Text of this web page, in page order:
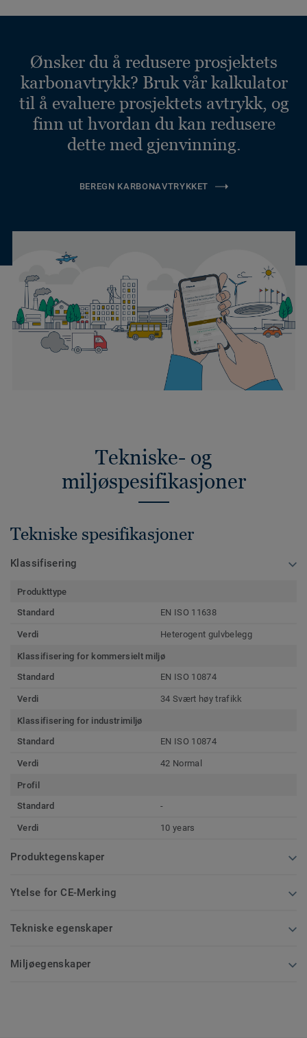
Ønsker du å redusere prosjektets
karbonavtrykk? Bruk vår kalkulator
til å evaluere prosjektets avtrykk, og
finn ut hvordan du kan redusere
dette med gjenvinning.
BEREGN KARBONAVTRYKKET
Tekniske- og
miljøspesifikasjoner
Tekniske spesifikasjoner
Klassifisering
Produkttype
Standard
EN ISO 11638
Verdi Heterogent gulvbelegg
Klassifisering for kommersielt miljø
Standard
EN ISO 10874
Verdi 34 Svært høy trafikk
Klassifisering for industrimiljø
Standard
EN ISO 10874
Verdi 42 Normal
Profil
Standard
-
Verdi 10 years
Produktegenskaper
Ytelse for CE-Merking
Tekniske egenskaper
Miljøegenskaper